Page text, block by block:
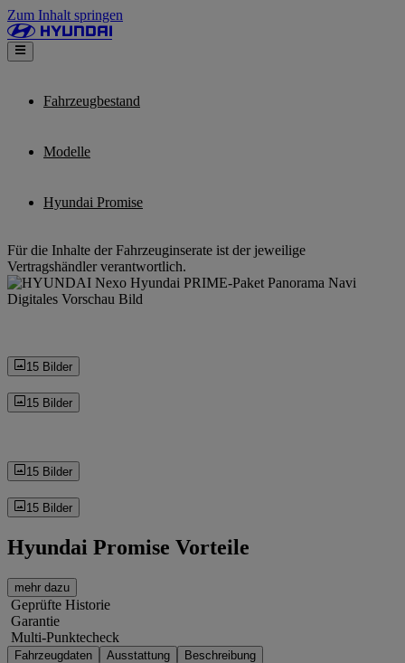
Zum Inhalt springen
Fahrzeugbestand
Modelle
Hyundai Promise
Für die Inhalte der Fahrzeuginserate ist der jeweilige
Vertragshändler verantwortlich.
15 Bilder
15 Bilder
15 Bilder
15 Bilder
Hyundai Promise Vorteile
mehr dazu
Geprüfte Historie
Garantie
Multi-Punktecheck
Fahrzeugdaten Ausstattung Beschreibung